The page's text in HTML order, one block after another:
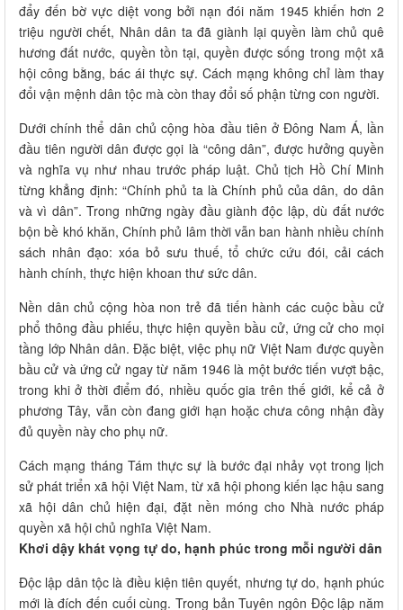
đẩy đến bờ vực diệt vong bởi nạn đói năm 1945 khiến hơn 2
triệu người chết, Nhân dân ta đã giành lại quyền làm chủ quê
hương đất nước, quyền tồn tại, quyền được sống trong một xã
hội công bằng, bác ái thực sự. Cách mạng không chỉ làm thay
đổi vận mệnh dân tộc mà còn thay đổi số phận từng con người.
Dưới chính thể dân chủ cộng hòa đầu tiên ở Đông Nam Á, lần
đầu tiên người dân được gọi là “công dân”, được hưởng quyền
và nghĩa vụ như nhau trước pháp luật. Chủ tịch Hồ Chí Minh
từng khẳng định: “Chính phủ ta là Chính phủ của dân, do dân
và vì dân”. Trong những ngày đầu giành độc lập, dù đất nước
bộn bề khó khăn, Chính phủ lâm thời vẫn ban hành nhiều chính
sách nhân đạo: xóa bỏ sưu thuế, tổ chức cứu đói, cải cách
hành chính, thực hiện khoan thư sức dân.
Nền dân chủ cộng hòa non trẻ đã tiến hành các cuộc bầu cử
phổ thông đầu phiếu, thực hiện quyền bầu cử, ứng cử cho mọi
tầng lớp Nhân dân. Đặc biệt, việc phụ nữ Việt Nam được quyền
bầu cử và ứng cử ngay từ năm 1946 là một bước tiến vượt bậc,
trong khi ở thời điểm đó, nhiều quốc gia trên thế giới, kể cả ở
phương Tây, vẫn còn đang giới hạn hoặc chưa công nhận đầy
đủ quyền này cho phụ nữ.
Cách mạng tháng Tám thực sự là bước đại nhảy vọt trong lịch
sử phát triển xã hội Việt Nam, từ xã hội phong kiến lạc hậu sang
xã hội dân chủ hiện đại, đặt nền móng cho Nhà nước pháp
quyền xã hội chủ nghĩa Việt Nam.
Khơi dậy khát vọng tự do, hạnh phúc trong mỗi người dân
Độc lập dân tộc là điều kiện tiên quyết, nhưng tự do, hạnh phúc
mới là đích đến cuối cùng. Trong bản Tuyên ngôn Độc lập năm